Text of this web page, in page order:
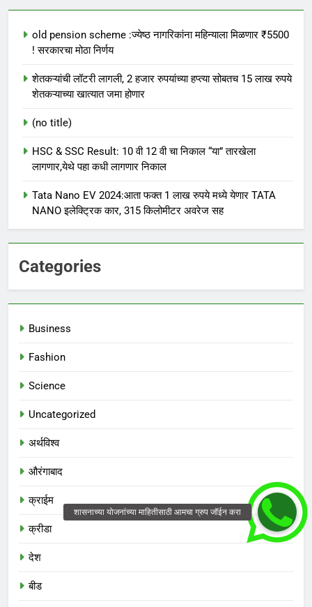
old pension scheme :ज्येष्ठ नागरिकांना महिन्याला मिळणार ₹5500
! सरकारचा मोठा निर्णय
शेतकऱ्यांची लॉटरी लागली, 2 हजार रुपयांच्या हप्त्या सोबतच 15 लाख रुपये
शेतकऱ्याच्या खात्यात जमा होणार
(no title)
HSC & SSC Result: 10 वी 12 वी चा निकाल “या” तारखेला
लागणार,येथे पहा कधी लागणार निकाल
Tata Nano EV 2024:आता फक्त 1 लाख रुपये मध्ये येणार TATA
NANO इलेक्ट्रिक कार, 315 किलोमीटर अवरेज सह
Categories
Business
Fashion
Science
Uncategorized
अर्थविश्व
औरंगाबाद
क्राईम
क्रीडा
देश
बीड